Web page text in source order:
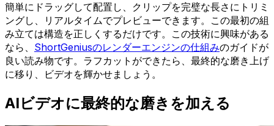
簡単にドラッグして配置し、クリップを完璧な長さにトリミ
ングし、リアルタイムでプレビューできます。この最初の組
み立ては構造を正しくするだけです。この技術に興味がある
なら、 ShortGeniusのレンダーエンジンの仕組みのガイドが
良い読み物です。ラフカットができたら、最終的な磨き上げ
に移り、ビデオを輝かせましょう。
AIビデオに最終的な磨きを加える